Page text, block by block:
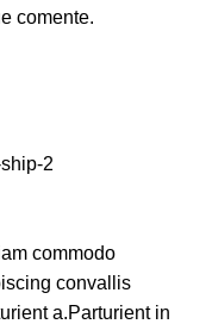
comente.
commodo
convallis
a.Parturient in